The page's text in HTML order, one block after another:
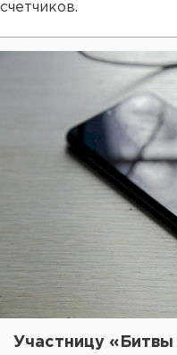
счетчиков.
Участницу «Битвы